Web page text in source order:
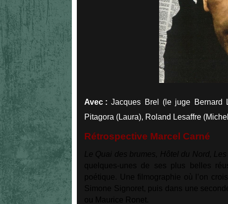
Avec : Jacques Brel (le juge Bernard
Pitagora (Laura), Roland Lesaffre
Rétrospective Marcel Carné